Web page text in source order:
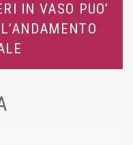
IN VASO PUO’